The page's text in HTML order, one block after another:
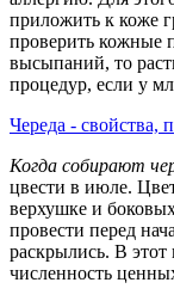
приложить к коже
проверить кожные
высыпаний, то
процедур, если у
Череда - свойства,
Когда собирают
цвести в июле.
верхушке и
провести перед
раскрылись. В этот
численность